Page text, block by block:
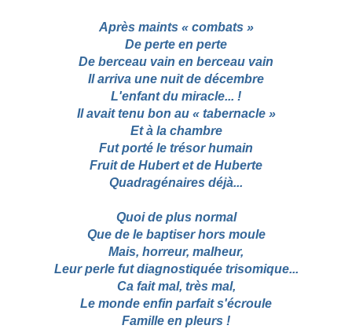
Après maints « combats »
De perte en perte
De berceau vain en berceau vain
Il arriva une nuit de décembre
L'enfant du miracle... !
Il avait tenu bon au « tabernacle »
Et à la chambre
Fut porté le trésor humain
Fruit de Hubert et de Huberte
Quadragénaires déjà...
Quoi de plus normal
Que de le baptiser hors moule
Mais, horreur, malheur,
Leur perle fut diagnostiquée trisomique...
Ca fait mal, très mal,
Le monde enfin parfait s'écroule
Famille en pleurs !